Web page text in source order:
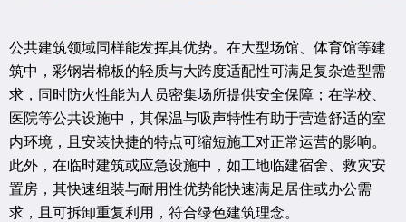
公共建筑领域同样能发挥其优势。在大型场馆、体育馆等建
筑中，彩钢岩棉板的轻质与大跨度适配性可满足复杂造型需
求，同时防火性能为人员密集场所提供安全保障；在学校、
医院等公共设施中，其保温与吸声特性有助于营造舒适的室
内环境，且安装快捷的特点可缩短施工对正常运营的影响。
此外，在临时建筑或应急设施中，如工地临建宿舍、救灾安
置房，其快速组装与耐用性优势能快速满足居住或办公需
求，且可拆卸重复利用，符合绿色建筑理念。